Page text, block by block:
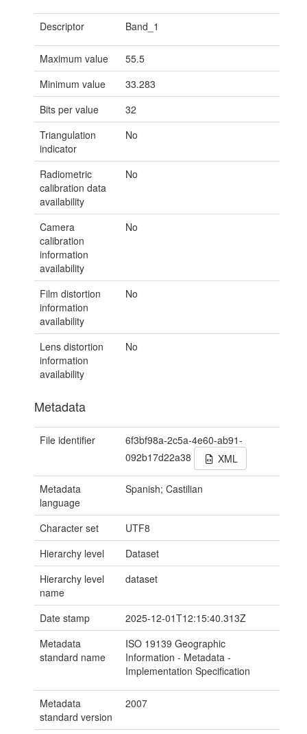
Descriptor Band_1
Maximum value
55.5
Minimum value
33.283
Bits per value
32
Triangulation
indicator
No
Radiometric
calibration data
availability
No
Camera
calibration
information
availability
No
Film distortion
information
availability
No
Lens distortion
information
availability
No
Metadata
File identifier
6f3bf98a-2c5a-4e60-ab91-
092b17d22a38
XML
Metadata
language
Spanish; Castilian
Character set
UTF8
Hierarchy level
Dataset
Hierarchy level
name
dataset
Date stamp
2025-12-01T12:15:40.313Z
Metadata
standard name
ISO 19139 Geographic
Information - Metadata -
Implementation Specification
Metadata
standard version
2007